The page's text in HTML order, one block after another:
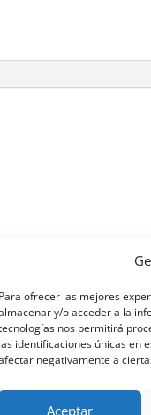
Para ofrecer las mejores
y/o acceder a la
nos permitirá
las identificaciones únicas en
negativamente a
Aceptar